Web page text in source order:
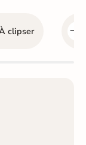
clipser